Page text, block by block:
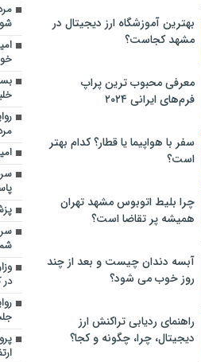
بهترین آموزشگاه ارز دیجیتال در
مشهد کجاست؟
معرفی محبوب ترین پراپ
فرم‌های ایرانی ۲۰۲۴
سفر با هواپیما یا قطار؟ کدام بهتر
است؟
چرا بلیط اتوبوس مشهد تهران
همیشه پر تقاضا است؟
آبسه دندان چیست و بعد از چند
روز خوب می‌ شود؟
راهنمای ردیابی تراکنش ارز
دیجیتال، چرا، چگونه و کجا؟